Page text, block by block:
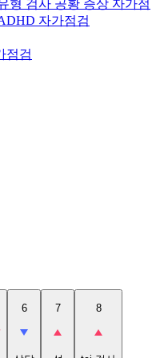
형 검사 공황 증상 자가점
자가점검
점검
6 7 8